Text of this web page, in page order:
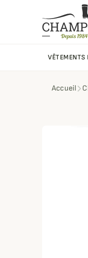
VÊTEMENTS
Accueil